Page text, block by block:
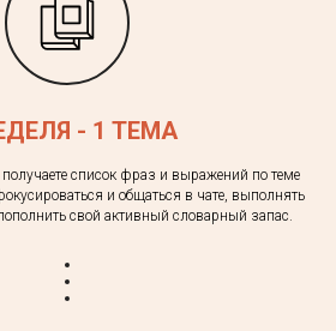
- 1 ТЕМА
список фраз и выражений по теме
и общаться в чате, выполнять
свой активный словарный запас.